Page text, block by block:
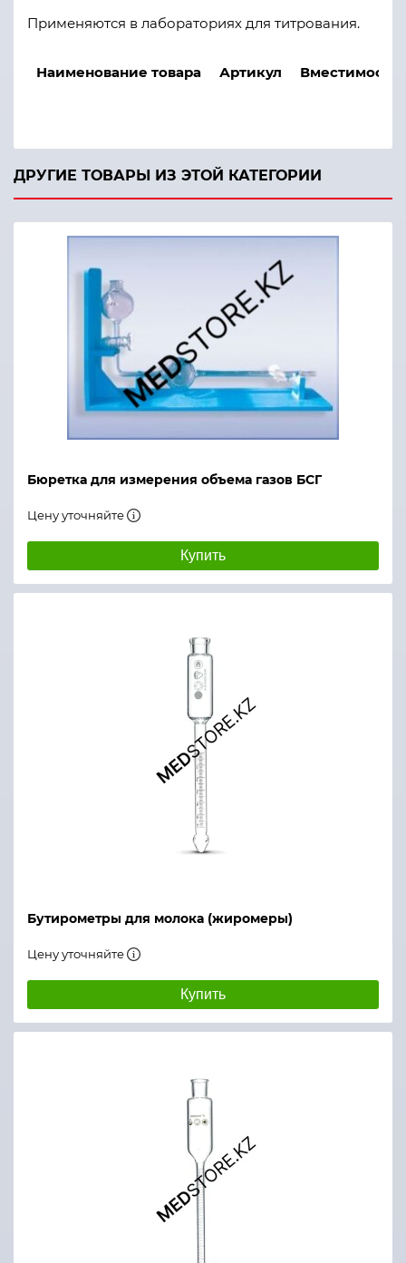
Применяются в лабораториях для титрования.
Наименование товара Артикул
200283 2
ДРУГИЕ ТОВАРЫ ИЗ ЭТОЙ КАТЕГОРИИ
Бюретка для измерения объема газов БСГ
Цену уточняйте
Купить
Бутирометры для молока (жиромеры)
Цену уточняйте
Купить